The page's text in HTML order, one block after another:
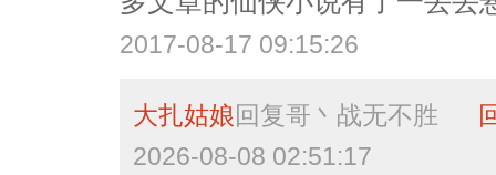
2017-08-17 09:15:26
大扎姑娘回复哥丶战无不胜
2026-08-08 02:51:17